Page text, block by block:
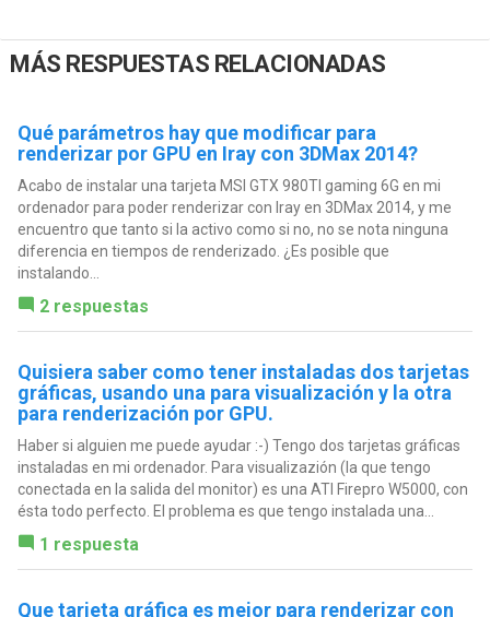
MÁS RESPUESTAS RELACIONADAS
Qué parámetros hay que modificar para
renderizar por GPU en Iray con 3DMax 2014?
Acabo de instalar una tarjeta MSI GTX 980TI gaming 6G en mi
ordenador para poder renderizar con Iray en 3DMax 2014, y me
encuentro que tanto si la activo como si no, no se nota ninguna
diferencia en tiempos de renderizado. ¿Es posible que
instalando...
2 respuestas
Quisiera saber como tener instaladas dos tarjetas
gráficas, usando una para visualización y la otra
para renderización por GPU.
Haber si alguien me puede ayudar :-) Tengo dos tarjetas gráficas
instaladas en mi ordenador. Para visualizazión (la que tengo
conectada en la salida del monitor) es una ATI Firepro W5000, con
ésta todo perfecto. El problema es que tengo instalada una...
1 respuesta
Que tarjeta gráfica es mejor para renderizar con